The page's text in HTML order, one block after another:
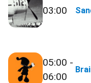
03:00
05:00 -
06:00